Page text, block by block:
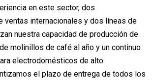
en este sector, dos
ventas internacionales y dos líneas de
nuestra capacidad de producción de
molinillos de café al año y un continuo
electrodomésticos de alto
el plazo de entrega de todos los